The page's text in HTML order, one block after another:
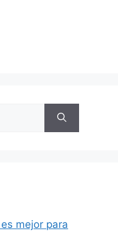
mejor para